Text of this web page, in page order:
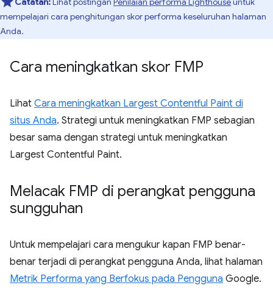
mempelajari cara penghitungan skor performa keseluruhan halaman
Anda.
Cara meningkatkan skor FMP
Lihat Cara meningkatkan Largest Contentful Paint di
situs Anda. Strategi untuk meningkatkan FMP sebagian
besar sama dengan strategi untuk meningkatkan
Largest Contentful Paint.
Melacak FMP di perangkat pengguna
sungguhan
Untuk mempelajari cara mengukur kapan FMP benar-
benar terjadi di perangkat pengguna Anda, lihat halaman
Metrik Performa yang Berfokus pada Pengguna Google.